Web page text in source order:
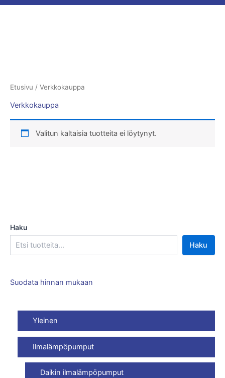
Haku
Haku
Suodata hinnan mukaan
Yleinen
Ilmalämpöpumput
Daikin ilmalämpöpumput
Etusivu / Verkkokauppa
Verkkokauppa
Valitun kaltaisia tuotteita ei löytynyt.